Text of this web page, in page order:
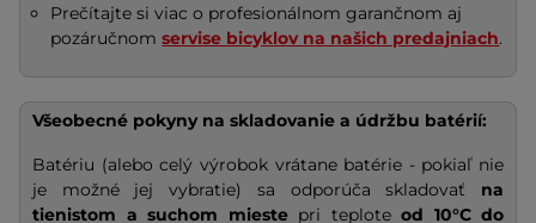
Prečítajte si viac o profesionálnom garančnom aj
pozáručnomservise bicyklov na našich predajniach.
Všeobecné pokyny na skladovanie a údržbu batérií:
Batériu (alebo celý výrobok vrátane batérie - pokiaľ nie
je možné jej vybratie) sa odporúča skladovať na
tienistom a suchom miestepri teplote od 10°C do